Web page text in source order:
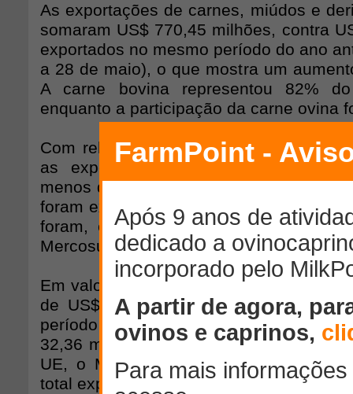
As exportações de carnes, miúdos e
somaram US$ 770,45 milhões, contra
exportados no mesmo período do ano
a 28 de maio), o que mostra um
A carne bovina representou 82%
enquanto a participação da carne ovina
Com relação à carne ovina expressa
as exportações foram de 6.572
menos do que no mesmo período do
foram exportadas 9.975 toneladas. Os
foram, em ordem de importância,
Mercosul e China, concentrando 76% do
Em valor, as exportações de carne
de US$ 31,15 milhões, 3,75% a
período do ano anterior, quando
32,36 milhões. O valor gerado pelos
UE, o Mercosul, junto com a China,
total exportado em dólares.